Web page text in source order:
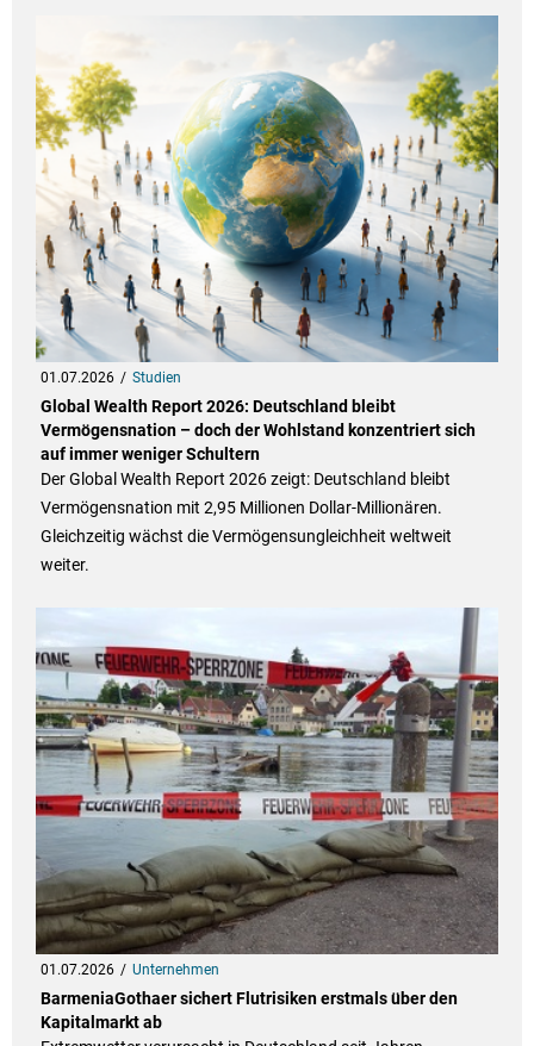
01.07.2026 Studien
Global Wealth Report 2026: Deutschland bleibt
Vermögensnation – doch der Wohlstand konzentriert sich
auf immer weniger Schultern
Der Global Wealth Report 2026 zeigt: Deutschland bleibt
Vermögensnation mit 2,95 Millionen Dollar-Millionären.
Gleichzeitig wächst die Vermögensungleichheit weltweit
weiter.
01.07.2026 Unternehmen
BarmeniaGothaer sichert Flutrisiken erstmals über den
Kapitalmarkt ab